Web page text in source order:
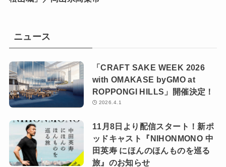
ニュース
「CRAFT SAKE WEEK 2026
with OMAKASE byGMO at
ROPPONGI HILLS」開催決定！
2026.4.1
11月8日より配信スタート！新ポ
ッドキャスト『NIHONMONO 中
田英寿 にほんのほんものを巡る
旅』のお知らせ